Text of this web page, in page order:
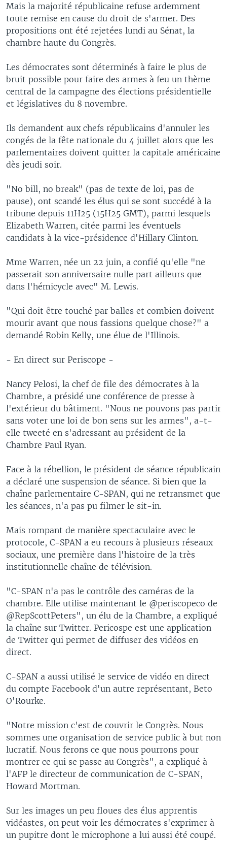
Mais la majorité républicaine refuse ardemment
toute remise en cause du droit de s'armer. Des
propositions ont été rejetées lundi au Sénat, la
chambre haute du Congrès.
Les démocrates sont déterminés à faire le plus de
bruit possible pour faire des armes à feu un thème
central de la campagne des élections présidentielle
et législatives du 8 novembre.
Ils demandent aux chefs républicains d'annuler les
congés de la fête nationale du 4 juillet alors que les
parlementaires doivent quitter la capitale américaine
dès jeudi soir.
"No bill, no break" (pas de texte de loi, pas de
pause), ont scandé les élus qui se sont succédé à la
tribune depuis 11H25 (15H25 GMT), parmi lesquels
Elizabeth Warren, citée parmi les éventuels
candidats à la vice-présidence d'Hillary Clinton.
Mme Warren, née un 22 juin, a confié qu'elle "ne
passerait son anniversaire nulle part ailleurs que
dans l'hémicycle avec" M. Lewis.
"Qui doit être touché par balles et combien doivent
mourir avant que nous fassions quelque chose?" a
demandé Robin Kelly, une élue de l'Illinois.
- En direct sur Periscope -
Nancy Pelosi, la chef de file des démocrates à la
Chambre, a présidé une conférence de presse à
l'extérieur du bâtiment. "Nous ne pouvons pas partir
sans voter une loi de bon sens sur les armes", a-t-
elle tweeté en s'adressant au président de la
Chambre Paul Ryan.
Face à la rébellion, le président de séance républicain
a déclaré une suspension de séance. Si bien que la
chaîne parlementaire C-SPAN, qui ne retransmet que
les séances, n'a pas pu filmer le sit-in.
Mais rompant de manière spectaculaire avec le
protocole, C-SPAN a eu recours à plusieurs réseaux
sociaux, une première dans l'histoire de la très
institutionnelle chaîne de télévision.
"C-SPAN n'a pas le contrôle des caméras de la
chambre. Elle utilise maintenant le @periscopeco de
@RepScottPeters", un élu de la Chambre, a expliqué
la chaîne sur Twitter. Pericospe est une application
de Twitter qui permet de diffuser des vidéos en
direct.
C-SPAN a aussi utilisé le service de vidéo en direct
du compte Facebook d'un autre représentant, Beto
O'Rourke.
"Notre mission c'est de couvrir le Congrès. Nous
sommes une organisation de service public à but non
lucratif. Nous ferons ce que nous pourrons pour
montrer ce qui se passe au Congrès", a expliqué à
l'AFP le directeur de communication de C-SPAN,
Howard Mortman.
Sur les images un peu floues des élus apprentis
vidéastes, on peut voir les démocrates s'exprimer à
un pupitre dont le microphone a lui aussi été coupé.